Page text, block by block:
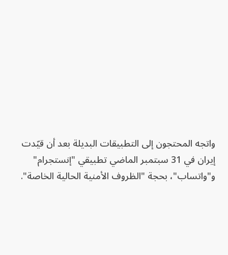
واتجه المحتجون إلى التطبيقات البديلة بعد أن قيّدت
إيران في 31 سبتمبر الماضي تطبيقي "إنستجرام"
و"واتساب"، بحجة "الظروف الأمنية الحالية الخاصة".